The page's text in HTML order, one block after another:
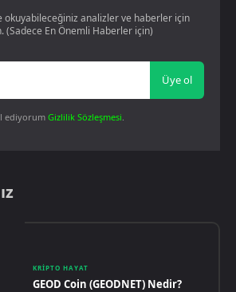
okuyabileceğiniz analizler ve haberler için
(Sadece En Önemli Haberler için)
Üye ol
ediyorum Gizlilik Sözleşmesi.
KRIPTO HAYAT
GEOD Coin (GEODNET) Nedir?